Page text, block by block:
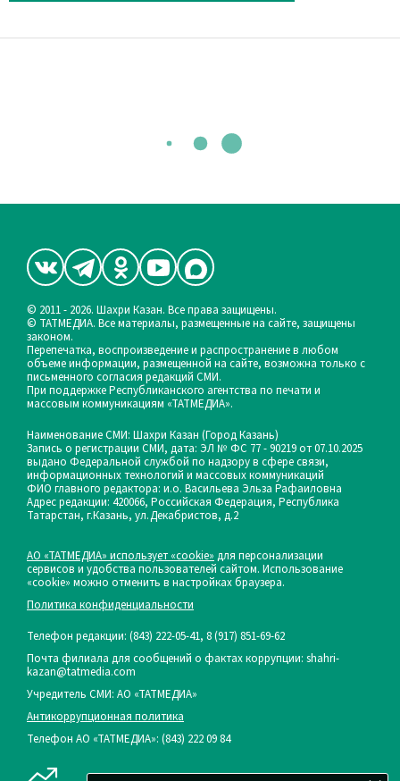
© 2011 - 2026. Шахри Казан. Все права защищены.
© ТАТМЕДИА. Все материалы, размещенные на сайте, защищены
законом.
Перепечатка, воспроизведение и распространение в любом
объеме информации, размещенной на сайте, возможна только с
письменного согласия редакций СМИ.
При поддержке Республиканского агентства по печати и
массовым коммуникациям «ТАТМЕДИА».
Наименование СМИ: Шахри Казан (Город Казань)
Запись о регистрации СМИ, дата: ЭЛ № ФС 77 - 90219 от 07.10.2025
выдано Федеральной службой по надзору в сфере связи,
информационных технологий и массовых коммуникаций
ФИО главного редактора: и.о. Васильева Эльза Рафаиловна
Адрес редакции: 420066, Российская Федерация, Республика
Татарстан, г.Казань, ул.Декабристов, д.2
АО «ТАТМЕДИА» использует «cookie» для персонализации
сервисов и удобства пользователей сайтом. Использование
«cookie» можно отменить в настройках браузера.
Политика конфиденциальности
Телефон редакции: (843) 222-05-41, 8 (917) 851-69-62
Почта филиала для сообщений о фактах коррупции: shahri-
kazan@tatmedia.com
Учредитель СМИ: АО «ТАТМЕДИА»
Антикоррупционная политика
Телефон АО «ТАТМЕДИА»: (843) 222 09 84